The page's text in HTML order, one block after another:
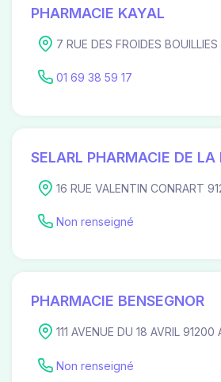
PHARMACIE KAYAL
7 RUE DES FROIDES
01 69 38 59 17
SELARL PHARMACIE DE LA
16 RUE VALENTIN CONRART
Non renseigné
PHARMACIE BENSEGNOR
111 AVENUE DU 18 AVRIL
Non renseigné